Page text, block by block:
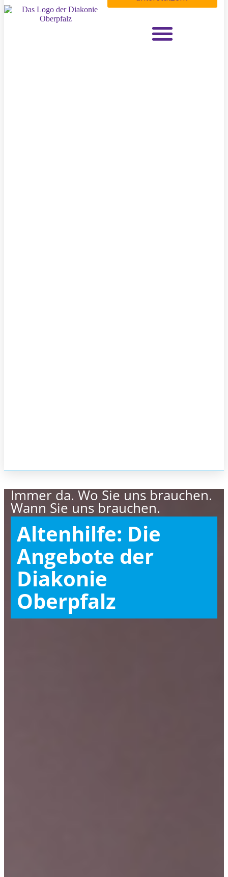
Immer da. Wo Sie uns brauchen.
Wann Sie uns brauchen.
Altenhilfe: Die
Angebote der
Diakonie
Oberpfalz